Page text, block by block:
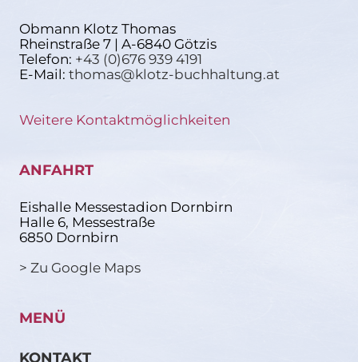
Obmann Klotz Thomas
Rheinstraße 7 | A-6840 Götzis
Telefon: +43 (0)676 939 4191
E-Mail: thomas@klotz-buchhaltung.at
Weitere Kontaktmöglichkeiten
ANFAHRT
Eishalle Messestadion Dornbirn
Halle 6, Messestraße
6850 Dornbirn
> Zu Google Maps
MENÜ
KONTAKT